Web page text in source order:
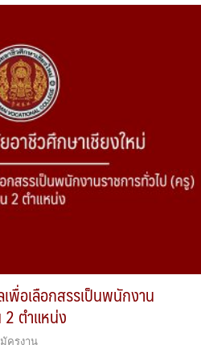
พื่อเลือกสรรเป็นพนักงาน
2 ตำแหน่ง
ครงาน